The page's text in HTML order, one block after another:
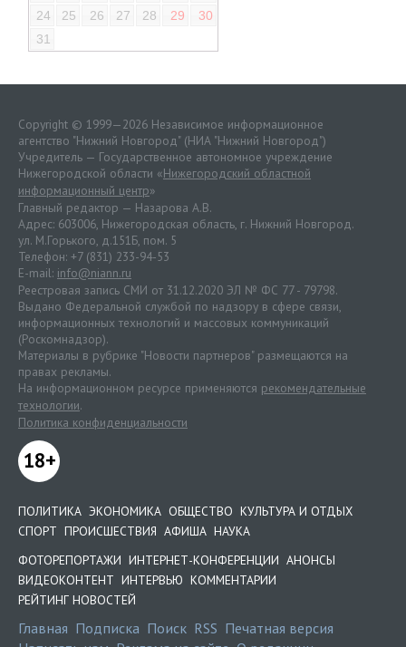
24
25 26 27 28 29
30
31
Copyright © 1999—2026 Независимое информационное
агентство "Нижний Новгород" (НИА "Нижний Новгород")
Учредитель — Государственное автономное учреждение
Нижегородской области «Нижегородский областной
информационный центр»
Главный редактор — Назарова А.В.
Адрес: 603006, Нижегородская область, г. Нижний Новгород.
ул. М.Горького, д.151Б, пом. 5
Телефон: +7 (831) 233-94-53
E-mail: info@niann.ru
Реестровая запись СМИ от 31.12.2020 ЭЛ № ФС 77 - 79798.
Выдано Федеральной службой по надзору в сфере связи,
информационных технологий и массовых коммуникаций
(Роскомнадзор).
Материалы в рубрике "Новости партнеров" размещаются на
правах рекламы.
На информационном ресурсе применяются рекомендательные
технологии.
Политика конфиденциальности
18+
ПОЛИТИКА ЭКОНОМИКА ОБЩЕСТВО КУЛЬТУРА И ОТДЫХ
СПОРТ ПРОИСШЕСТВИЯ АФИША НАУКА
ФОТОРЕПОРТАЖИ ИНТЕРНЕТ-КОНФЕРЕНЦИИ АНОНСЫ
ВИДЕОКОНТЕНТ ИНТЕРВЬЮ КОММЕНТАРИИ
РЕЙТИНГ НОВОСТЕЙ
Главная Подписка Поиск RSS Печатная версия